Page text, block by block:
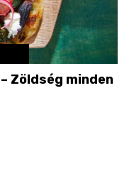
Zöldség minden